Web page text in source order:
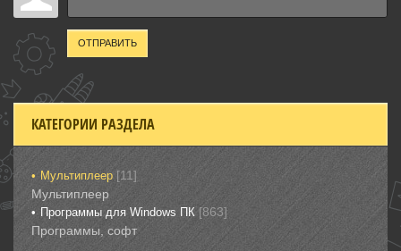
ОТПРАВИТЬ
КАТЕГОРИИ РАЗДЕЛА
Мультиплеер [11]
Мультиплеер
Программы для Windows ПК [863]
Программы, софт